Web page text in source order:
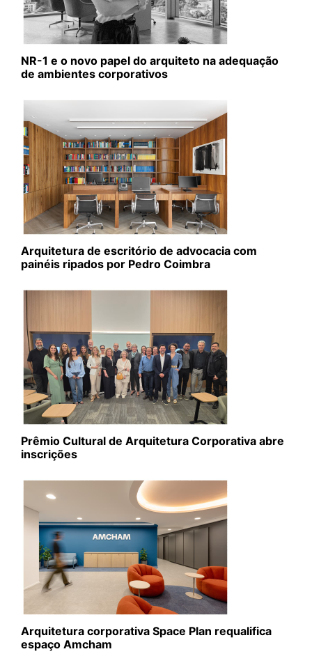
NR-1 e o novo papel do arquiteto na adequação
de ambientes corporativos
Arquitetura de escritório de advocacia com
painéis ripados por Pedro Coimbra
Prêmio Cultural de Arquitetura Corporativa abre
inscrições
Arquitetura corporativa Space Plan requalifica
espaço Amcham